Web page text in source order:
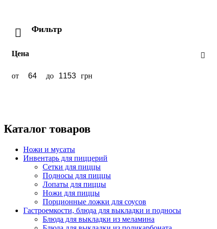
Фильтр
Цена
от до грн
Каталог товаров
Ножи и мусаты
Инвентарь для пиццерий
Сетки для пиццы
Подносы для пиццы
Лопаты для пиццы
Ножи для пиццы
Порционные ложки для соусов
Гастроемкости, блюда для выкладки и подносы
Блюда для выкладки из меламина